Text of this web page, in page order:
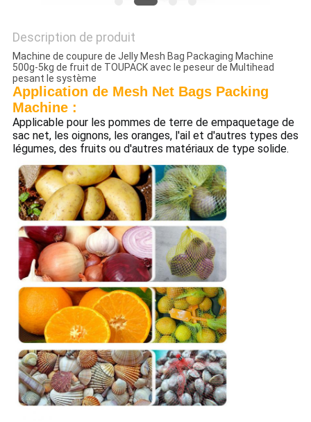
DE
CONFIDENTIALITÉ
Description de produit
Machine de coupure de Jelly Mesh Bag Packaging Machine
500g-5kg de fruit de TOUPACK avec le peseur de Multihead
pesant le système
Application de Mesh Net Bags Packing
Machine :
Applicable pour les pommes de terre de empaquetage de
sac net, les oignons, les oranges, l'ail et d'autres types des
légumes, des fruits ou d'autres matériaux de type solide.